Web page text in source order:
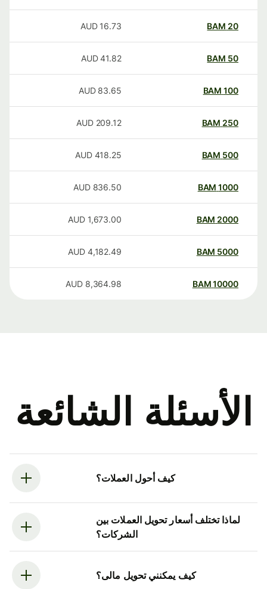
20
BAM
16.73
AUD
50
BAM
41.82
AUD
100
BAM
83.65
AUD
250
BAM
209.12
AUD
500
BAM
418.25
AUD
1000
BAM
836.50
AUD
2000
BAM
1,673.00
AUD
5000
BAM
4,182.49
AUD
10000
BAM
8,364.98
AUD
الأسئلة الشائعة
كيف أحول العملات؟
لماذا تختلف أسعار تحويل العملات بين
الشركات؟
كيف يمكنني تحويل مالى؟